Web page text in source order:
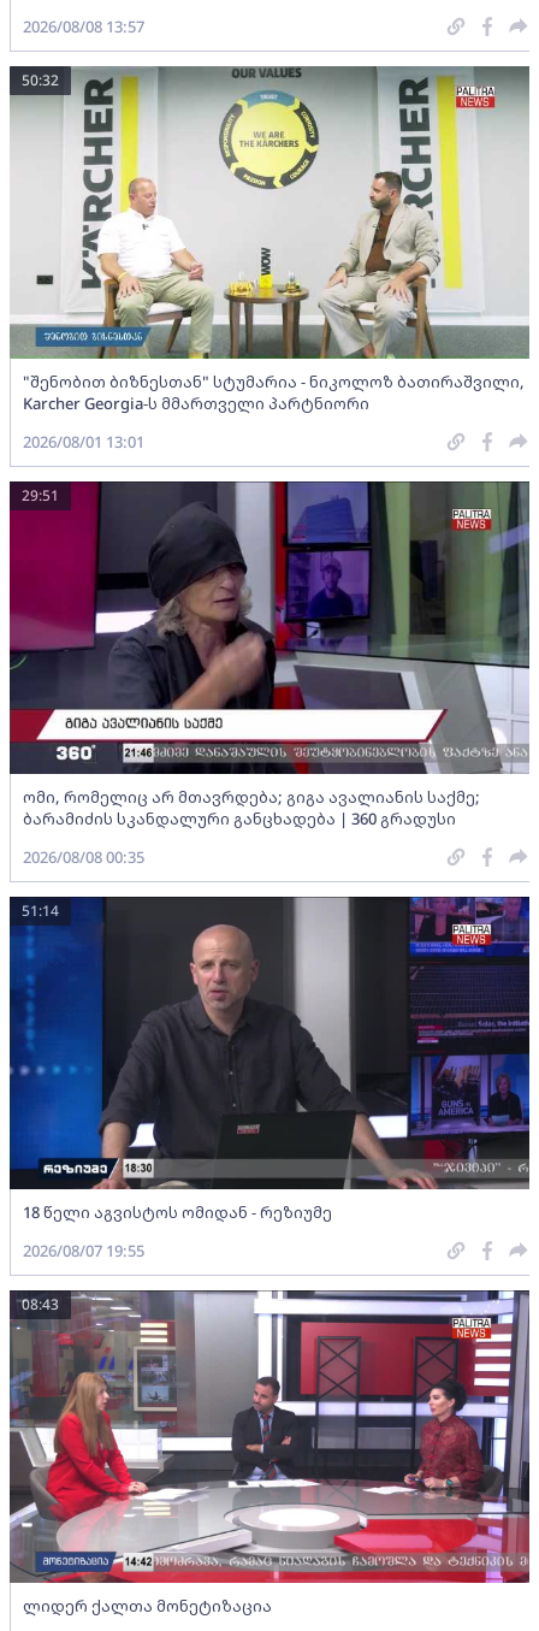
2026/08/08 13:57
"შენობით ბიზნესთან" სტუმარია - ნიკოლოზ ბათირაშვილი,
Karcher Georgia-ს მმართველი პარტნიორი
50:32
2026/08/01 13:01
ომი, რომელიც არ მთავრდება; გიგა ავალიანის საქმე;
ბარამიძის სკანდალური განცხადება | 360 გრადუსი
29:51
2026/08/08 00:35
18 წელი აგვისტოს ომიდან - რეზიუმე
51:14
2026/08/07 19:55
ლიდერ ქალთა მონეტიზაცია
08:43